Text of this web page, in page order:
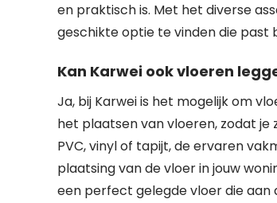
en praktisch is. Met het diverse
geschikte optie te vinden die past
Kan Karwei ook vloeren
Ja, bij Karwei is het mogelijk om
het plaatsen van vloeren, zodat je
PVC, vinyl of tapijt, de ervaren
plaatsing van de vloer in jouw
een perfect gelegde vloer die